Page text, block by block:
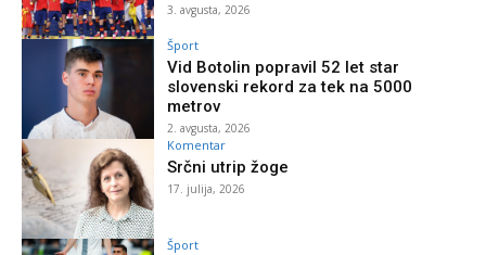
3. avgusta, 2026
Šport
Vid Botolin popravil 52 let star
slovenski rekord za tek na 5000
metrov
2. avgusta, 2026
Komentar
Srčni utrip žoge
17. julija, 2026
Šport